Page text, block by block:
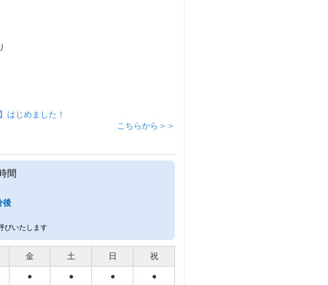
はじめました！
こちらから＞＞
間
後
びいたします
金 土 日 祝
● ● ● ●